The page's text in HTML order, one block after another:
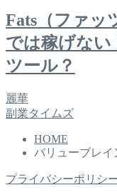
Fats（ファッ
では稼げない
ツール？
麗華
副業タイムズ
HOME
バリューブレイ
プライバシーポリシ